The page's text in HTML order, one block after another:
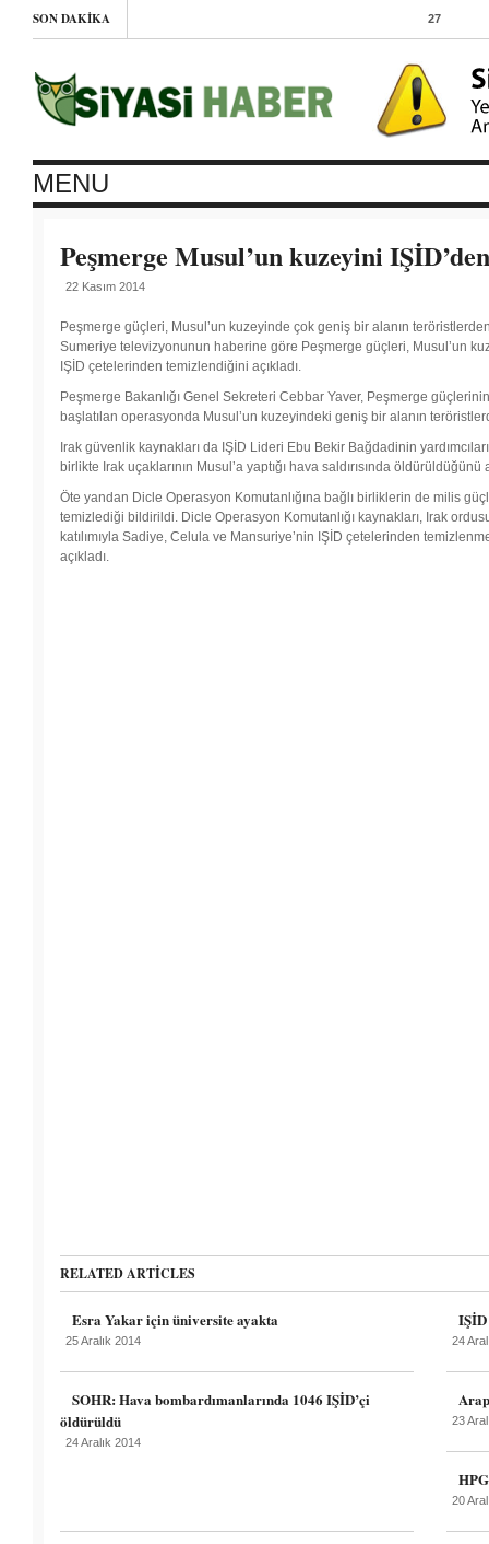
SON DAKIKA 27
2014
Hüda-
Cizre’de
YDG-
nöbet
saldırdı
2014-
Roboski
katliamı
unutulmadı
26 Aralık
MENU
Peşmerge Musul’un kuzeyini
22 Kasım 2014
Peşmerge güçleri, Musul’un kuzeyinde çok geniş bir alanın
Sumeriye televizyonunun haberine göre Peşmerge güçleri, Musul’un
IŞİD çetelerinden temizlendiğini açıkladı.
Peşmerge Bakanlığı Genel Sekreteri Cebbar Yaver, Peşmerge
başlatılan operasyonda Musul’un kuzeyindeki geniş bir alanın
Irak güvenlik kaynakları da IŞİD Lideri Ebu Bekir Bağdadinin
birlikte Irak uçaklarının Musul’a yaptığı hava saldırısında öldürüldüğünü
Öte yandan Dicle Operasyon Komutanlığına bağlı birliklerin de milis
temizlediği bildirildi. Dicle Operasyon Komutanlığı kaynakları, Irak
katılımıyla Sadiye, Celula ve Mansuriye’nin IŞİD çetelerinden
açıkladı.
RELATED ARTICLES
Esra Yakar için üniversite ayakta
25 Aralık 2014
IŞİD
24
SOHR: Hava bombardımanlarında 1046 IŞİD’çi
öldürüldü
24 Aralık 2014
23
20